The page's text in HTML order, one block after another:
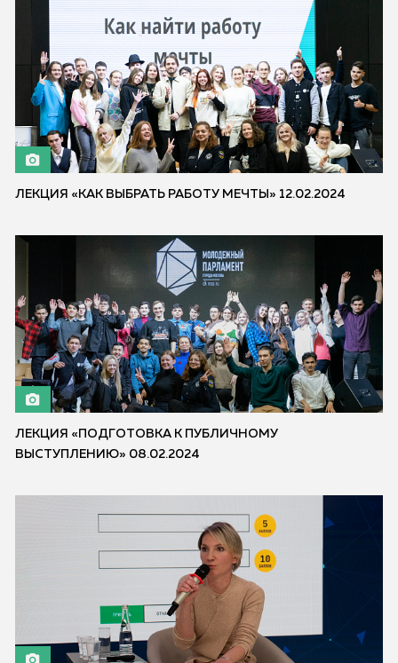
ЛЕКЦИЯ «КАК ВЫБРАТЬ РАБОТУ МЕЧТЫ» 12.02.2024
ЛЕКЦИЯ «ПОДГОТОВКА К ПУБЛИЧНОМУ
ВЫСТУПЛЕНИЮ» 08.02.2024